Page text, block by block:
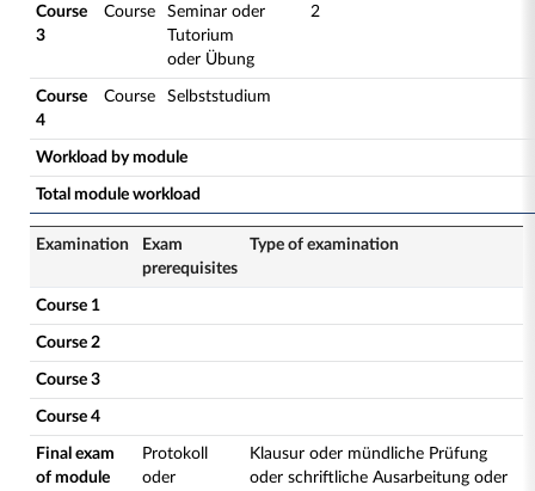
Course
3
Course
Seminar oder
Tutorium
oder Übung
2
Course
4
Course Selbststudium
Workload by module
Total module workload
Examination
Exam
prerequisites
Type of examination
Course 1
Course 2
Course 3
Course 4
Final exam
of module
Protokoll
oder
Klausur oder mündliche Prüfung
oder schriftliche Ausarbeitung oder